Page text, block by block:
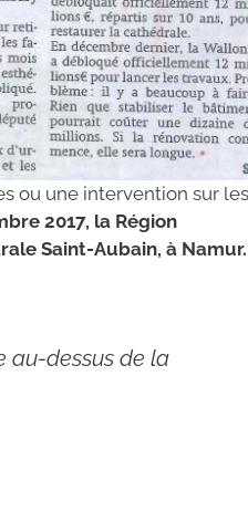
ou une intervention sur les
2017, la Région
Saint-Aubain, à Namur.
au-dessus de la